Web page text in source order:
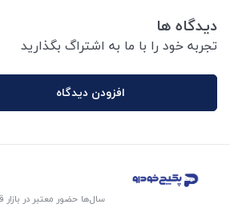
دیدگاه ها
تجربه خود را با ما به اشتراگ بگذارید
افزودن دیدگاه
سال‌ها حضور معتبر در